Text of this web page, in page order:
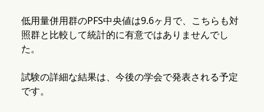
低用量併用群のPFS中央値は9.6ヶ月で、こちらも対
照群と比較して統計的に有意ではありませんでし
た。
試験の詳細な結果は、今後の学会で発表される予定
です。